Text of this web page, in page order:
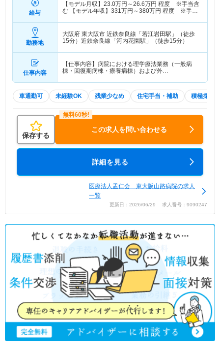
給与
【モデル月収】 23.0万円～26.6万円 程度 ※手当含
む 【モデル年収】 331万円～380万円 程度 ※手
勤務地
大阪府 東大阪市 近鉄奈良線「若江岩田駅」（徒歩
15分）近鉄奈良線「河内花園駅」（徒歩15分）
仕事内容
【仕事内容】病院における理学療法業務（一般病
棟・回復期病棟・療養病棟）および外…
車通勤可 未経験OK 残業少なめ 住宅手当・補助 積極採用中
保存する
この求人を問い合わせる
詳細を見る
医療法人孟仁会 東大阪山路病院の求人
一覧
更新日：2026/06/29 求人番号：9090247